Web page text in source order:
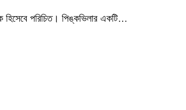
হিসেবে পরিচিত। পিঙ্কভিলার একটি…